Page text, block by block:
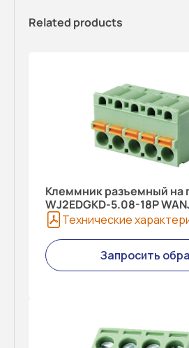
Related products
Клеммник разъемный на
WJ2EDGKD-5.08-18P
Технические
Запросить